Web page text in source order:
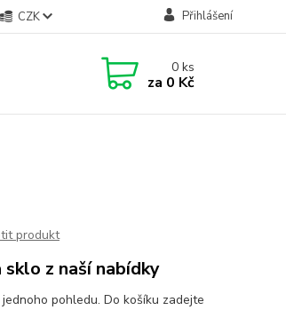
CZK Přihlášení
0ks
za 0 Kč
produkt
z naší nabídky
pohledu. Do košíku zadejte